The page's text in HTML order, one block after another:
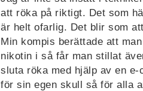
att röka på riktigt. Det som
är helt ofarlig. Det blir som
Min kompis berättade att
nikotin i så får man stillat
sluta röka med hjälp av en
för sin egen skull så för alla